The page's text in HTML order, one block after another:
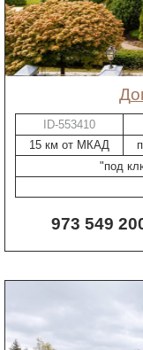
ID-553410
15 км от МКАД
"под
973 549